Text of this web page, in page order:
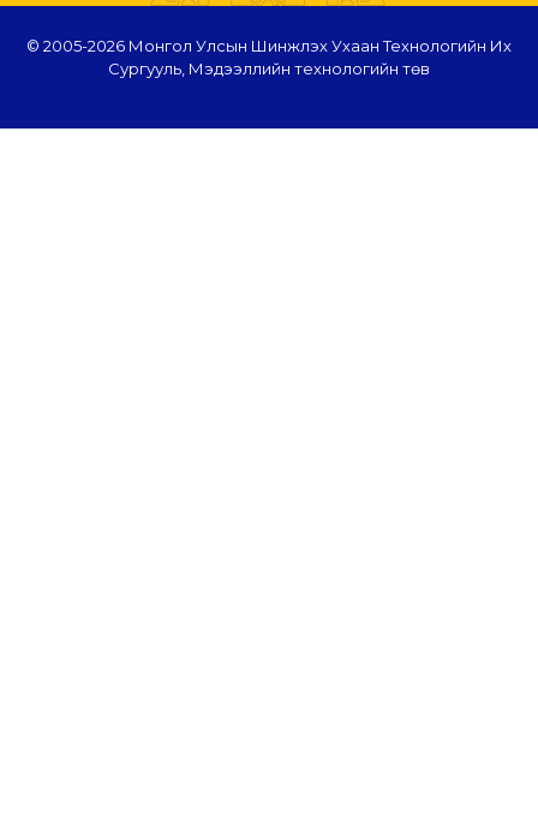
© 2005-2026 Монгол Улсын Шинжлэх Ухаан Технологийн Их
Сургууль, Мэдээллийн технологийн төв